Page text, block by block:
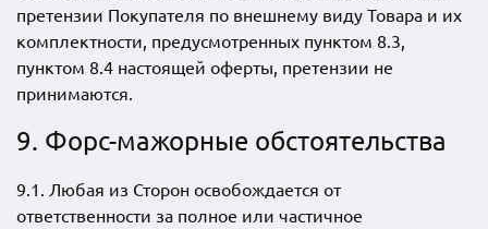
претензии Покупателя по внешнему виду Товара и их
комплектности, предусмотренных пунктом 8.3,
пунктом 8.4 настоящей оферты, претензии не
принимаются.
9. Форс-мажорные обстоятельства
9.1. Любая из Сторон освобождается от
ответственности за полное или частичное